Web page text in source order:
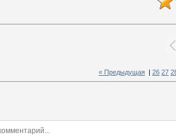
« Предыдущая 26 27